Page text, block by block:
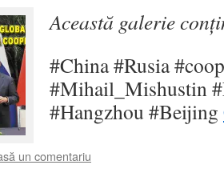
Această galerie
#China #Rusia
#Mihail_Mishustin
#Hangzhou #Beijing
un comentariu